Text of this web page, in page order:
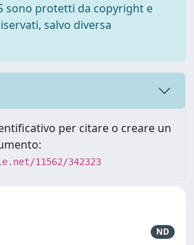
sono protetti da copyright e
salvo diversa
per citare o creare un
11562/342323
ND